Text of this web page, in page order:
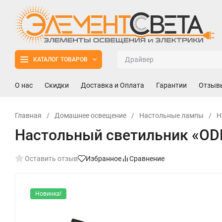
КАТАЛОГ ТОВАРОВ
О нас Скидки Доставка и Оплата Гарантии
Главная / Домашнее освещение / Настольные лампы /
Настольный светильник
Оставить отзыв Избранное Сравнение
Новинка!